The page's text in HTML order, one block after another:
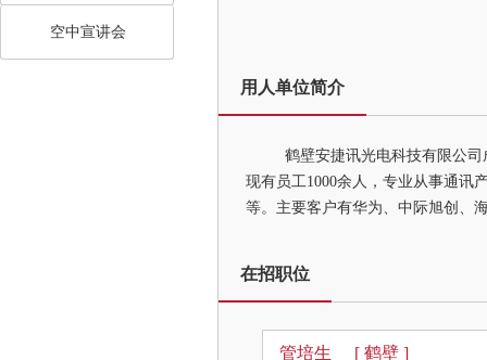
空中宣讲会
用人单位简介
鹤壁安捷讯光电科技有限公
现有员工1000余人，专业从事通讯
等。主要客户有华为、中际旭创、
在招职位
管培生 [ 鹤壁 ]